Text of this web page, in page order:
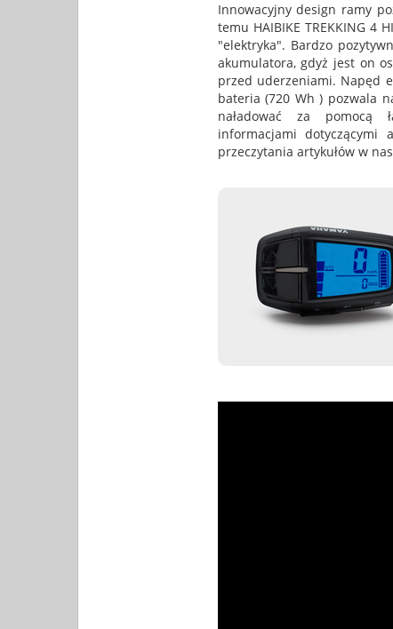
Innowacyjny design ramy
temu HAIBIKE TREKKING 4
"elektryka". Bardzo
akumulatora, gdyż jest on
przed uderzeniami. Napęd
bateria (720 Wh ) pozwala
naładować za pomocą
informacjami dotyczącymi
przeczytania artykułów w